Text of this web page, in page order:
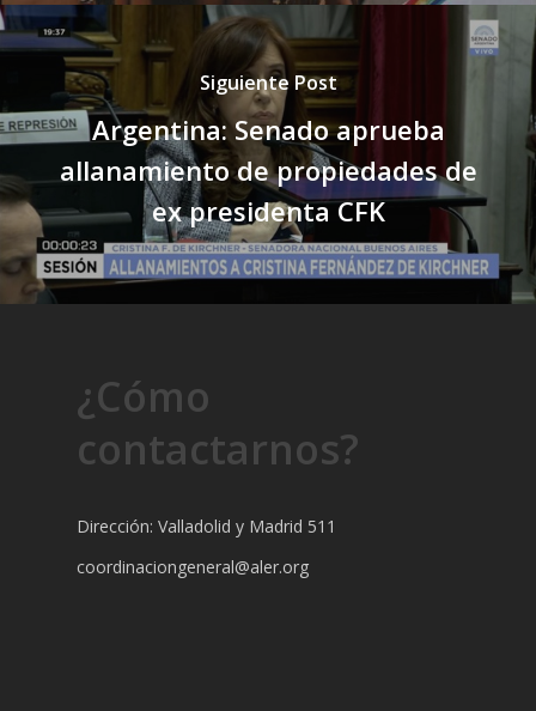
Siguiente Post
Argentina: Senado aprueba
allanamiento de propiedades de
ex presidenta CFK
¿Cómo
contactarnos?
Dirección: Valladolid y Madrid 511
coordinaciongeneral@aler.org